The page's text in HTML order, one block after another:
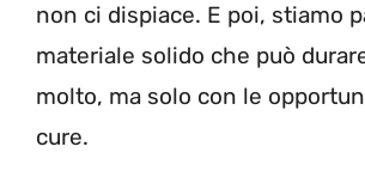
non ci dispiace. E poi, stiamo
materiale solido che può
molto, ma solo con le
cure.